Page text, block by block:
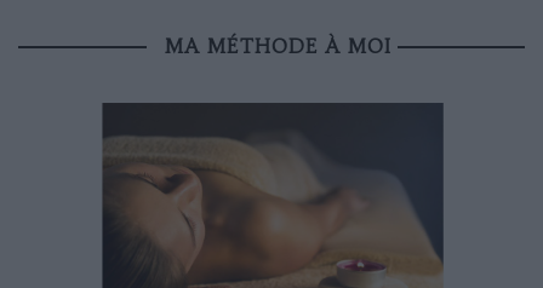
MA MÉTHODE À MOI